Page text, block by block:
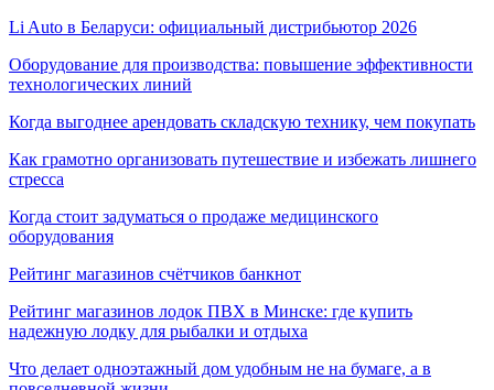
Li Auto в Беларуси: официальный дистрибьютор 2026
Оборудование для производства: повышение эффективности
технологических линий
Когда выгоднее арендовать складскую технику, чем покупать
Как грамотно организовать путешествие и избежать лишнего
стресса
Когда стоит задуматься о продаже медицинского
оборудования
Рейтинг магазинов счётчиков банкнот
Рейтинг магазинов лодок ПВХ в Минске: где купить
надежную лодку для рыбалки и отдыха
Что делает одноэтажный дом удобным не на бумаге, а в